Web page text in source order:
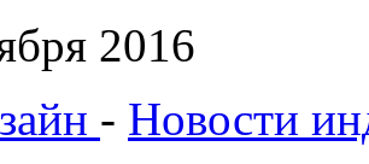
2016
- Новости